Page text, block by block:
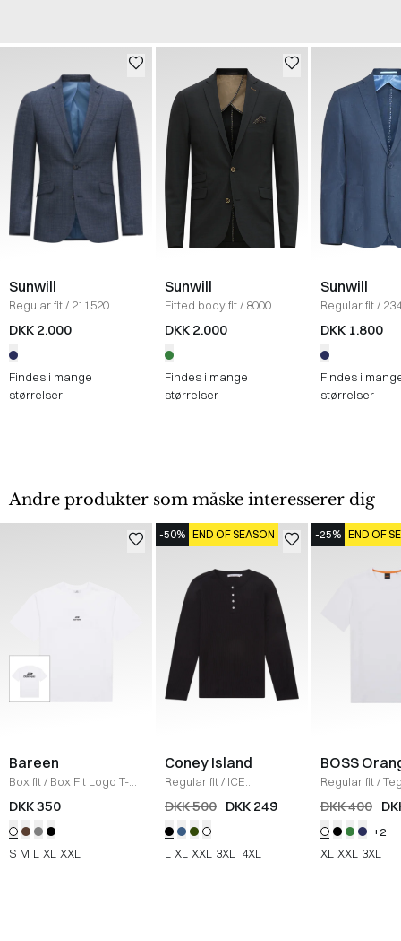
Sunwill
Regular fit/ 211520
Blazer
BLÅ
DKK 2.000
Findes i mange
størrelser
Sunwill
Fitted body fit/ 8000
Blazerjakke
DKK 2.000
Findes i mange
størrelser
Sunwill
Regular fit/
Blazer
NAVY
DKK 1.800
Findes i
størrelser
Andre produkter som måske interesserer dig
Bareen
Box fit/ Box Fit Logo T-
shirt /WHITE
DKK 350
S M L XL XXL
-50% END OF SEASON
Coney Island
Regular fit/ ICE
Sweatshirt
/BLACK
DKK 500 DKK 249
L XL XXL 3XL 4XL
-25% END OF
BOSS
Regular fit/
Shirt
HVID
DKK 400
+2
XL XXL 3XL